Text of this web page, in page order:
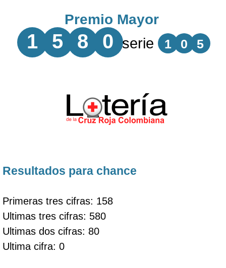
Premio Mayor
1 5 8 0 serie 1 0 5
Resultados para chance
Primeras tres cifras: 158
Ultimas tres cifras: 580
Ultimas dos cifras: 80
Ultima cifra: 0